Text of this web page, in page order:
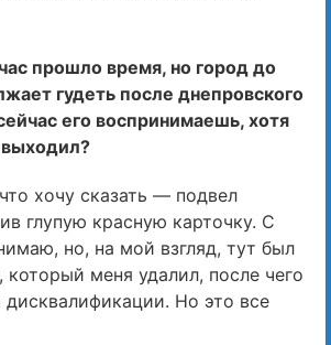
прошло время, но город до
гудеть после днепровского
его воспринимаешь, хотя
хочу сказать — подвел
глупую красную карточку. С
но, на мой взгляд, тут был
который меня удалил, после чего
дисквалификации. Но это все